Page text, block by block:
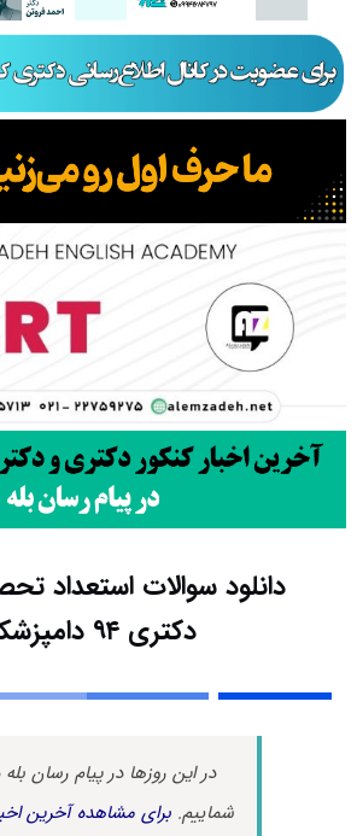
دانلود سوالات استعداد
دکتری ۹۴ دامپزشکی
در این روزها در پیام رسان بله
شماییم.برای مشاهده آخرین